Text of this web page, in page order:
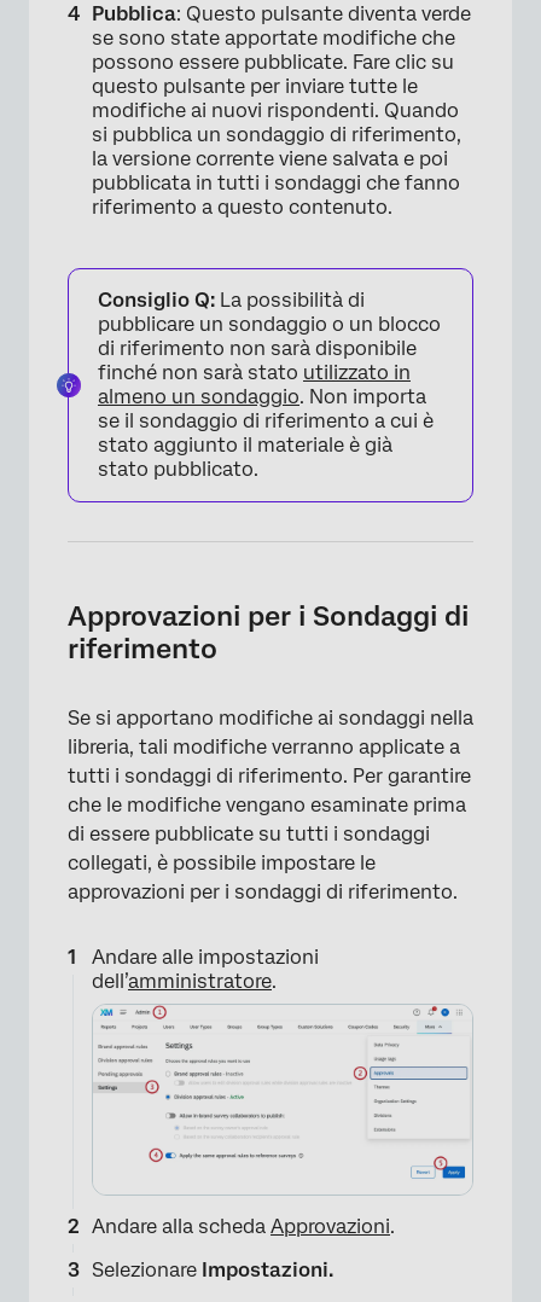
×
Pubblica: Questo pulsante diventa verde
se sono state apportate modifiche che
possono essere pubblicate. Fare clic su
questo pulsante per inviare tutte le
modifiche ai nuovi rispondenti. Quando
si pubblica un sondaggio di riferimento,
la versione corrente viene salvata e poi
pubblicata in tutti i sondaggi che fanno
riferimento a questo contenuto.
Consiglio Q: La possibilità di
pubblicare un sondaggio o un blocco
di riferimento non sarà disponibile
finché non sarà stato utilizzato in
almeno un sondaggio. Non importa
se il sondaggio di riferimento a cui è
stato aggiunto il materiale è già
stato pubblicato.
Approvazioni per i Sondaggi di
riferimento
Se si apportano modifiche ai sondaggi nella
libreria, tali modifiche verranno applicate a
tutti i sondaggi di riferimento. Per garantire
che le modifiche vengano esaminate prima
di essere pubblicate su tutti i sondaggi
collegati, è possibile impostare le
approvazioni per i sondaggi di riferimento.
Andare alle impostazioni
dell’amministratore.
Andare alla scheda Approvazioni.
Selezionare Impostazioni.